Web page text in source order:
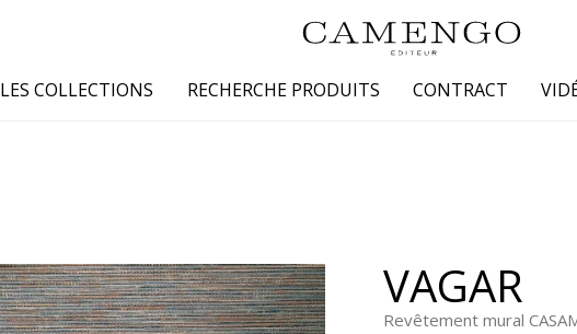
LES COLLECTIONS RECHERCHE PRODUITS
Aspect lin
Aspect soie
Petits motifs
CONTRACT
VAGAR
Revêtement mural